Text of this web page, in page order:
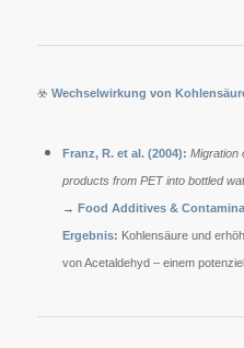
☣️ Wechselwirkung von
Franz, R. et al. (2004): Migration
products from PET into bottled
→ Food Additives &
Ergebnis: Kohlensäure und
von Acetaldehyd – einem